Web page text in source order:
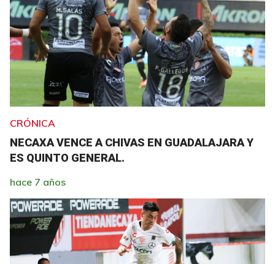
CRÓNICA
NECAXA VENCE A CHIVAS EN GUADALAJARA Y
ES QUINTO GENERAL.
hace 7 años